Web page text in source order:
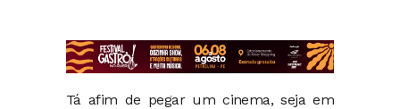
Tá afim de pegar um cinema, seja em